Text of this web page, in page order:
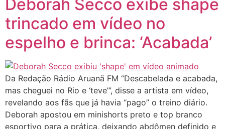
Deborah Secco exibe shape
trincado em vídeo no
espelho e brinca: ‘Acabada’
Da Redação Rádio Aruanã FM “Descabelada e acabada,
mas cheguei no Rio e ‘teve’”, disse a artista em vídeo,
revelando aos fãs que já havia “pago” o treino diário.
Deborah apostou em minishorts preto e top branco
esportivo para a prática, deixando abdômen definido e